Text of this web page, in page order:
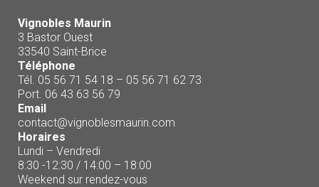
Vignobles Maurin
3 Bastor Ouest
33540 Saint-Brice
Téléphone
Tél. 05 56 71 54 18 – 05 56 71 62 73
Port. 06 43 63 56 79
Email
contact@vignoblesmaurin.com
Horaires
Lundi – Vendredi
8:30 -12:30 / 14:00 – 18:00
Weekend sur rendez-vous